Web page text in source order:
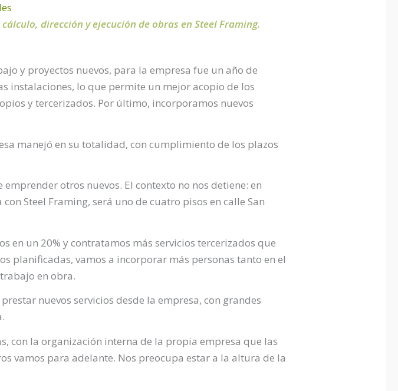
dirección y ejecución de obras en Steel Framing.
y proyectos nuevos, para la empresa fue un año de
instalaciones, lo que permite un mejor acopio de los
y tercerizados. Por último, incorporamos nuevos
manejó en su totalidad, con cumplimiento de los plazos
otros nuevos. El contexto no nos detiene: en
Steel Framing, será uno de cuatro pisos en calle San
en un 20% y contratamos más servicios tercerizados que
planificadas, vamos a incorporar más personas tanto en el
en obra.
nuevos servicios desde la empresa, con grandes
con la organización interna de la propia empresa que las
vamos para adelante. Nos preocupa estar a la altura de la